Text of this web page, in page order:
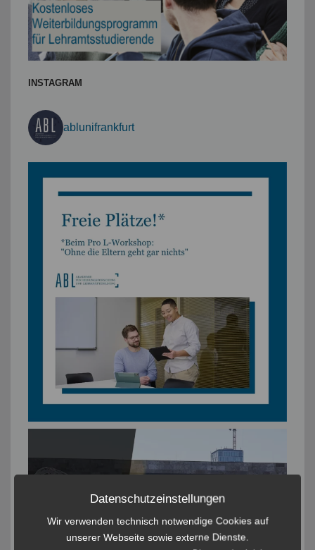
INSTAGRAM
ablunifrankfurt
Datenschutzeinstellungen
Wir verwenden technisch notwendige Cookies auf
unserer Webseite sowie externe Dienste.